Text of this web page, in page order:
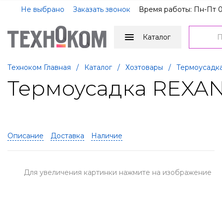
Не выбрано Заказать звонок Время работы: Пн-Пт
Каталог
Техноком Главная / Каталог / Хозтовары /
Термоусадка
Описание Доставка Наличие
Для увеличения картинки нажмите на изображение